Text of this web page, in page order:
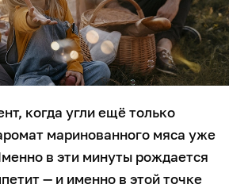
когда угли ещё только
маринованного мяса уже
в эти минуты рождается
— и именно в этой точке